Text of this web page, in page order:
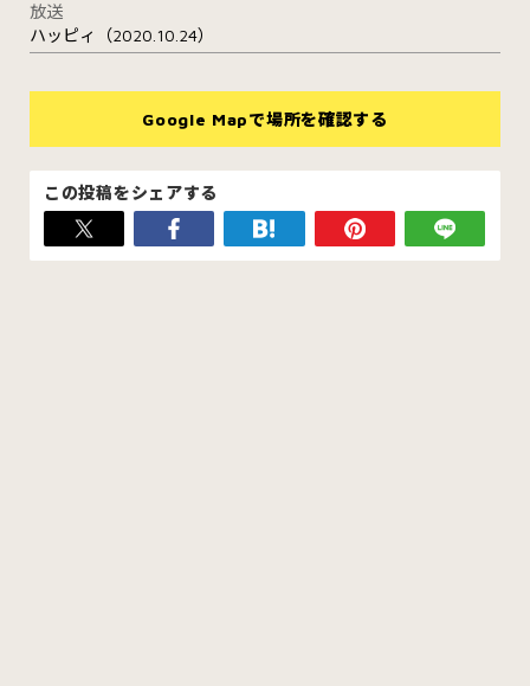
放送
ハッピィ（2020.10.24）
Google Mapで場所を確認する
この投稿をシェアする